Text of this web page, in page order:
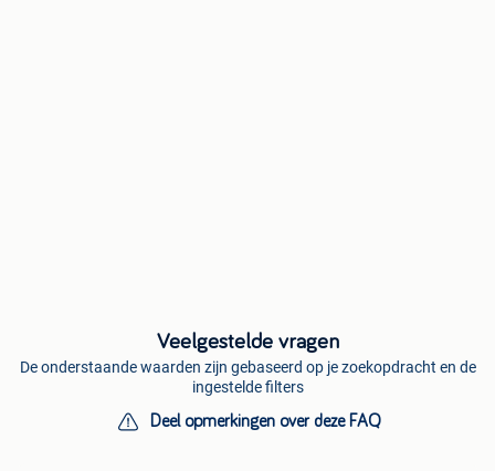
Veelgestelde vragen
De onderstaande waarden zijn gebaseerd op je zoekopdracht en de
ingestelde filters
Deel opmerkingen over deze FAQ